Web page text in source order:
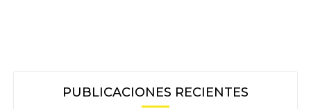
PUBLICACIONES RECIENTES